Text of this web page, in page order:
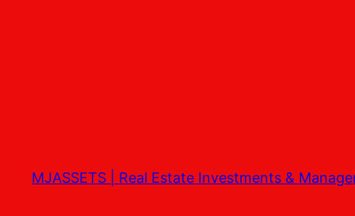
MJASSETS | Real Estate Investments &